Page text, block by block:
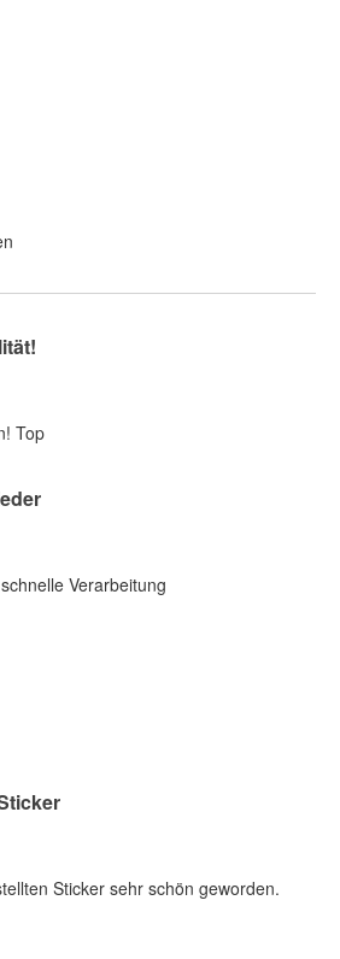
Top
Verarbeitung
Sticker sehr schön geworden.